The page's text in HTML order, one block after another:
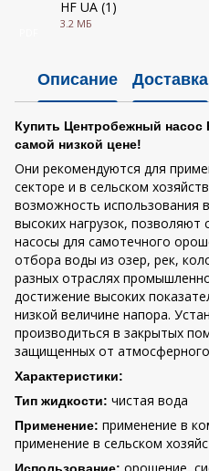
HF UA (1)
3.2 МБ
Описание Доставка
Купить Центробежный насос
самой низкой цене!
Они рекомендуются для
секторе и в сельском
возможность использования
высоких нагрузок, позволяют
насосы для самотечного
отбора воды из озер, рек,
разных отраслях
достижение высоких
низкой величине напора.
производиться в закрытых
защищенных от атмосферного
Характеристики:
Тип жидкости: чистая вода
Применение: применение в
применение в сельском
Использование: oрошение,